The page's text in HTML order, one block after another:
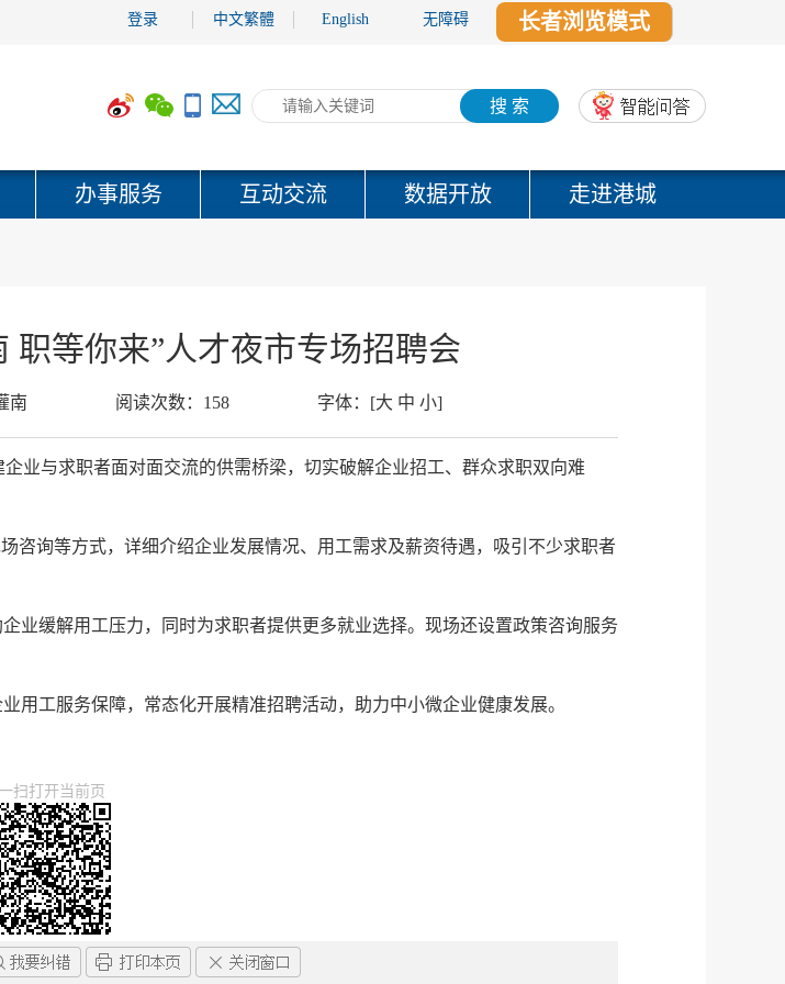
登录 中文繁體 English 无障碍 长者浏览模式
搜 索
办事服务 互动交流 数据开放 走进港城
职等你来”人才夜市专场招聘会
南 阅读次数： 158 字体： [大 中 小]
业与求职者面对面交流的供需桥梁，切实破解企业招工、群众求职双向难
咨询等方式，详细介绍企业发展情况、用工需求及薪资待遇，吸引不少求职者
业缓解用工压力，同时为求职者提供更多就业选择。现场还设置政策咨询服务
用工服务保障，常态化开展精准招聘活动，助力中小微企业健康发展。
扫打开当前页